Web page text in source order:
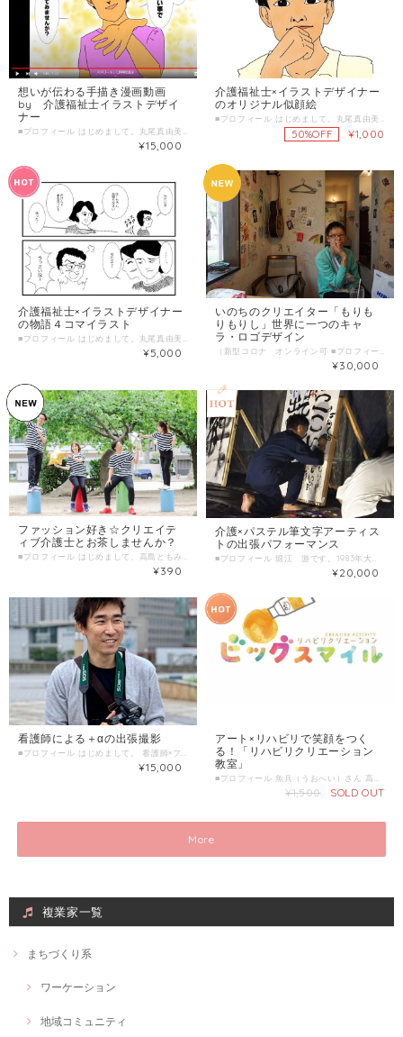
想いが伝わる手描き漫画動画
by 介護福祉士イラストデザイ
ナー
■プロフィール はじめまして。丸尾真由美です。介護福祉士として障害福祉施設で働く傍ら、子供の頃から好きだった絵を描く事で皆さんに喜んでもらえたらと「じぶんはけん」に登録しました。 ◆動画制作実績 第５回働き方プレゼンピッチPR動画 https://youtu.be/aD6YXIktcbA 2020年７月１９日（日） 第５回 働き方プレゼンピッチ ～今だからこそ、もう一つのじぶんの居場所！社会的複業の始め方～ https://peraichi.com/landing_pages/view/jobmarche ■わたしの複業 ①障害福祉施設にて支援員歴17年 介護福祉士免許取得 ②似顔絵、4コマ漫画、漫画動画の制作 ③趣味 食べ歩き、旅行 ■時間内に提供できること 動画1分当たり 制作期間約10日 ＊繁忙状況によりますので納期はご相談 ■ こんな人におすすめ ・思い出を漫画動画にしてプレゼントしたい ・セルフブランディングとして自分の活動を漫画動画にしたい ・販促として法人サービス内容を漫画動画にしたい ■ 打ち合わせの流れとスケジュール ①簡単に自己紹介 ②漫画動画はストーリーや雰囲気等を相談させてもらって、制作させて頂きます。 ③完成した作品は似顔絵は色紙などの紙媒体にするかデータにも出来ます。 漫画動画はデータをCDにするか、メール添付でお送りします。 ■打ち合わせ調整可能な曜日・時間帯 平日の月曜〜金曜日の19時以降 土曜、日曜日は午後1時以降。 上記で難しい場合は調整可能な日もございますので、お気軽にお問い合わせください。 オンライン相談も可能。 ＊当日のお申し込みはご遠慮下さい。 7日前以上の余裕を持った日時で、ご希望の日時を3つほどお知らせください。 ＊喫茶店などでお会いできればと思います。 ご都合のよい場所があればご指定いただいても構いません。 なければこちらで指定させていただきます。 (お茶代等は、ご自身の分のみご負担ください。) ■ オンライン対応について ZOOMやLINE、Facebookメッセンジャーにて対応可能です。
¥15,000
介護福祉士×イラストデザイナー
のオリジナル似顔絵
■プロフィール はじめまして。丸尾真由美です。介護福祉士として障害福祉施設で働く傍ら、子供の頃から好きだった絵を描く事で皆さんに喜んでもらえたらと「じぶんはけん」に登録しました。 ■わたしの複業 ①障害福祉施設にて支援員歴17年 介護福祉士免許取得 ②似顔絵、4コマ漫画、漫画動画の制作 ③趣味 食べ歩き、旅行 ■時間内に提供できること 似顔絵 1枚1000円 似顔絵 1枚30分〜60分 ■ こんな人におすすめ ・大切な人の誕生日や結婚の記念に似顔絵にしてプレゼントしたい ・SNSのアイコンなど自分の似顔絵が欲しい ■ 打ち合わせの流れとスケジュール ①簡単に自己紹介 ②似顔絵は直接お会いするか写真をメール等で送って頂ければ描けます。 ③完成した作品は紙媒体にするかデータにも出来ます。 ■打ち合わせ調整可能な曜日・時間帯 平日の月曜〜金曜日の19時以降 土曜、日曜日は午後1時以降。 上記で難しい場合は調整可能な日もございますので、お気軽にお問い合わせください。 オンライン相談も可能。 ＊当日のお申し込みはご遠慮下さい。 7日前以上の余裕を持った日時で、ご希望の日時を3つほどお知らせください。 ＊喫茶店などでお会いできればと思います。 ご都合のよい場所があればご指定いただいても構いません。 なければこちらで指定させていただきます。 (お茶代等は、ご自身の分のみご負担ください。) ■ オンライン対応について ZOOMやLINE、Facebookメッセンジャーにて対応可能です。
50%OFF ¥1,000
介護福祉士×イラストデザイナー
の物語４コマイラスト
¥5,000
いのちのクリエイター「もりも
りもりし」世界に一つのキャ
ラ・ロゴデザイン
¥30,000
ファッション好き☆クリエイテ
ィブ介護士とお茶しませんか？
¥390
介護×パステル筆文字アーティス
トの出張パフォーマンス
¥20,000
看護師による＋αの出張撮影
¥15,000
アート×リハビリで笑顔をつく
る！「リハビリクリエーション
教室」
¥1,500 SOLD OUT
More
複業家一覧
まちづくり系
ワーケーション
地域コミュニティ